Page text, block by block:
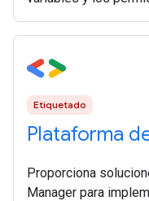
Etiquetado
Plataforma
Proporciona
Manager para